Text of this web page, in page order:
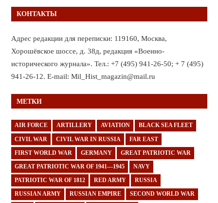
КОНТАКТЫ
Адрес редакции для переписки: 119160, Москва,
Хорошёвское шоссе, д. 38д, редакция «Военно-
исторического журнала». Тел.: +7 (495) 941-26-50; + 7 (495)
941-26-12. E-mail: Mil_Hist_magazin@mail.ru
МЕТКИ
AIR FORCE ARTILLERY AVIATION BLACK SEA FLEET
CIVIL WAR CIVIL WAR IN RUSSIA FAR EAST
FIRST WORLD WAR GERMANY GREAT PATRIOTIC WAR
GREAT PATRIOTIC WAR OF 1941—1945 NAVY
PATRIOTIC WAR OF 1812 RED ARMY RUSSIA
RUSSIAN ARMY RUSSIAN EMPIRE SECOND WORLD WAR